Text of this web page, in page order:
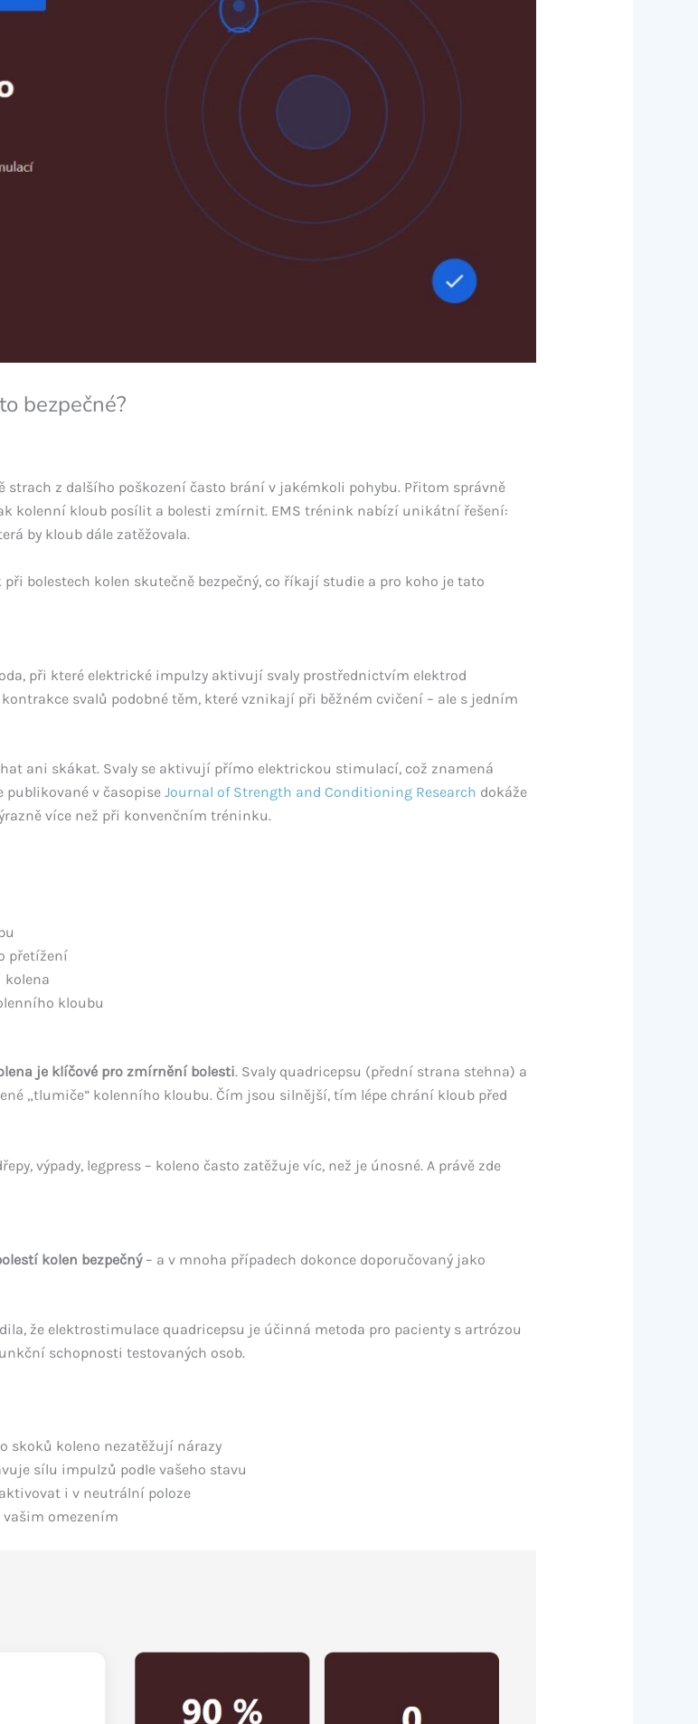
bezpečné?
strach z dalšího poškození často brání v jakémkoli pohybu. Přitom správně
kolenní kloub posílit a bolesti zmírnit. EMS trénink nabízí unikátní řešení:
by kloub dále zatěžovala.
bolestech kolen skutečně bezpečný, co říkají studie a pro koho je tato
při které elektrické impulzy aktivují svaly prostřednictvím elektrod
svalů podobné těm, které vznikají při běžném cvičení – ale s jedním
ani skákat. Svaly se aktivují přímo elektrickou stimulací, což znamená
publikované v časopise Journal of Strength and Conditioning Research dokáže
více než při konvenčním tréninku.
přetížení
kolena
kloubu
je klíčové pro zmírnění bolesti. Svaly quadricepsu (přední strana stehna) a
„tlumiče” kolenního kloubu. Čím jsou silnější, tím lépe chrání kloub před
výpady, legpress – koleno často zatěžuje víc, než je únosné. A právě zde
kolen bezpečný– a v mnoha případech dokonce doporučovaný jako
že elektrostimulace quadricepsu je účinná metoda pro pacienty s artrózou
schopnosti testovaných osob.
skoků koleno nezatěžují nárazy
sílu impulzů podle vašeho stavu
i v neutrální poloze
omezením